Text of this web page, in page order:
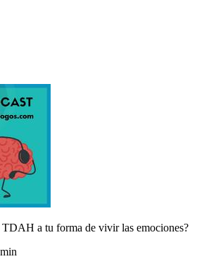
TDAH a tu forma de vivir las emociones?